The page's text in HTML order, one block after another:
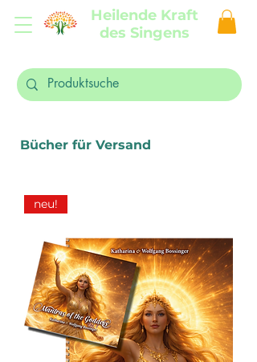
Heilende Kraft
des Singens
Bücher für Versand
neu!